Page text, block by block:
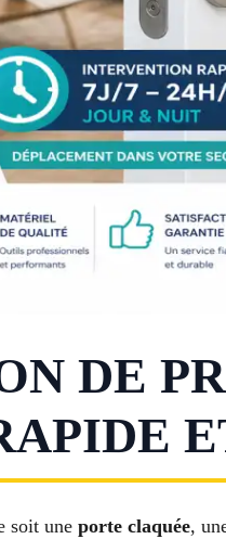
DE
soit une porte claquée,